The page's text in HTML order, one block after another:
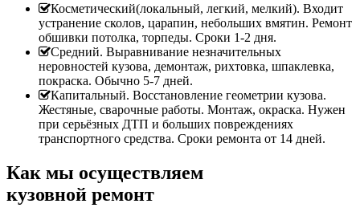
Косметический(локальный, легкий, мелкий). Входит
устранение сколов, царапин, небольших вмятин. Ремонт
обшивки потолка, торпеды. Сроки 1-2 дня.
Средний. Выравнивание незначительных
неровностей кузова, демонтаж, рихтовка, шпаклевка,
покраска. Обычно 5-7 дней.
Капитальный. Восстановление геометрии кузова.
Жестяные, сварочные работы. Монтаж, окраска. Нужен
при серьёзных ДТП и больших повреждениях
транспортного средства. Сроки ремонта от 14 дней.
Как мы осуществляем
кузовной ремонт